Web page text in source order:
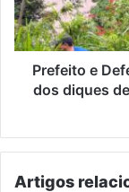
dos
diques
de
proteção
em
Prefeito e
dos diques
Artigos